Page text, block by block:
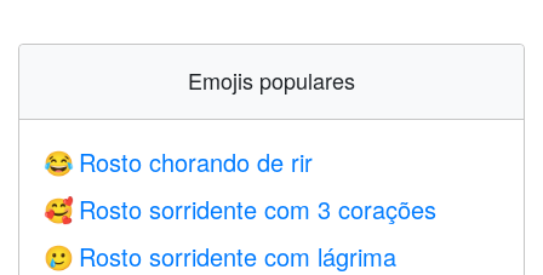
Emojis populares
😂 Rosto chorando de rir
🥰 Rosto sorridente com 3 corações
🥲 Rosto sorridente com lágrima